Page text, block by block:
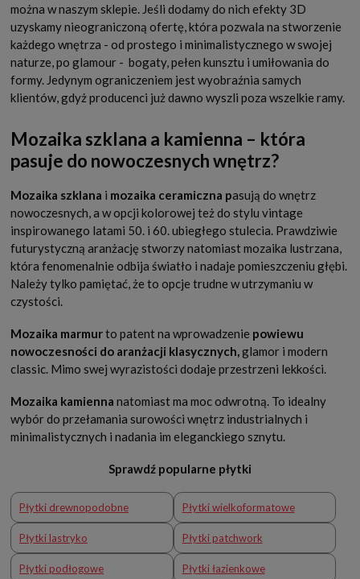
można w naszym sklepie. Jeśli dodamy do nich efekty 3D
uzyskamy nieograniczoną ofertę, która pozwala na stworzenie
każdego wnętrza - od prostego i minimalistycznego w swojej
naturze, po glamour - bogaty, pełen kunsztu i umiłowania do
formy. Jedynym ograniczeniem jest wyobraźnia samych
klientów, gdyż producenci już dawno wyszli poza wszelkie ramy.
Mozaika szklana a kamienna – która
pasuje do nowoczesnych wnętrz?
Mozaika szklana i mozaika ceramiczna pasują do wnętrz
nowoczesnych, a w opcji kolorowej też do stylu vintage
inspirowanego latami 50. i 60. ubiegłego stulecia. Prawdziwie
futurystyczną aranżację stworzy natomiast mozaika lustrzana,
która fenomenalnie odbija światło i nadaje pomieszczeniu głębi.
Należy tylko pamiętać, że to opcje trudne w utrzymaniu w
czystości.
Mozaika marmurto patent na wprowadzenie powiewu
nowoczesności do aranżacji klasycznych,glamor i modern
classic. Mimo swej wyrazistości dodaje przestrzeni lekkości.
Mozaika kamienna natomiast ma moc odwrotną. To idealny
wybór do przełamania surowości wnętrz industrialnych i
minimalistycznych i nadania im eleganckiego sznytu.
Sprawdź popularne płytki
Płytki drewnopodobne Płytki wielkoformatowe
Płytki lastryko Płytki patchwork
Płytki podłogowe Płytki łazienkowe